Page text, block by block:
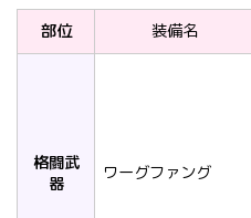
部位 装備名
格闘武
器
ワーグファング